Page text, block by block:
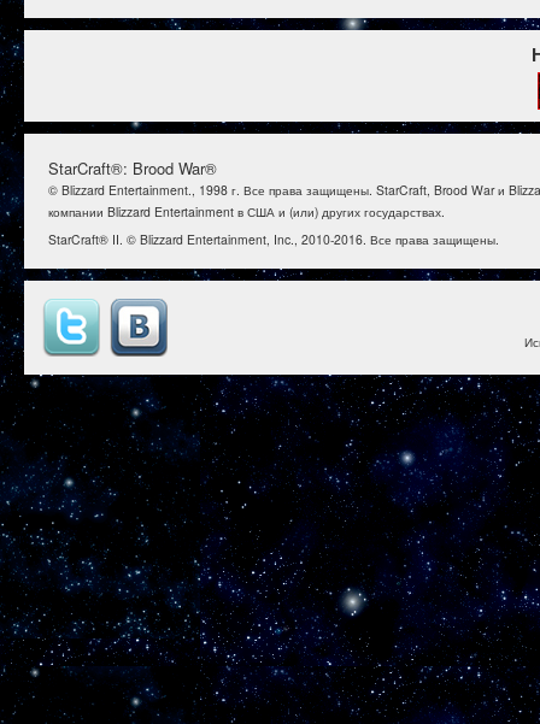
StarCraft®: Brood War®
© Blizzard Entertainment., 1998 г. Все права защищены. StarCraft, Brood War и
компании Blizzard Entertainment в США и (или) других государствах.
StarCraft® II. © Blizzard Entertainment, Inc., 2010-2016. Все права защищены.